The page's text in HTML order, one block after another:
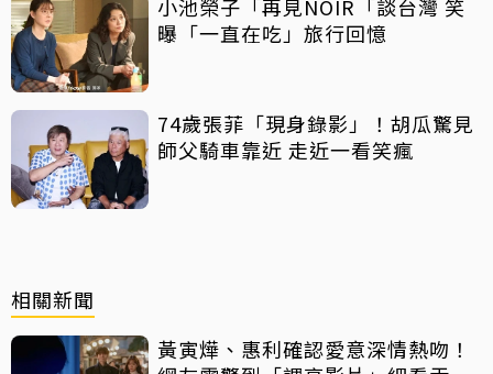
小池榮子「再見NOIR「談台灣 笑
曝「一直在吃」旅行回憶
74歲張菲「現身錄影」！胡瓜驚見
師父騎車靠近 走近一看笑瘋
相關新聞
黃寅燁、惠利確認愛意深情熱吻！